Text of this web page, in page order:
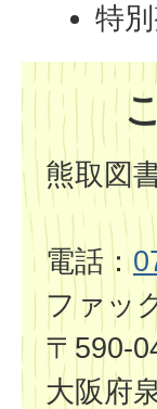
特
熊取図
電話：
ファッ
〒590-
大阪府